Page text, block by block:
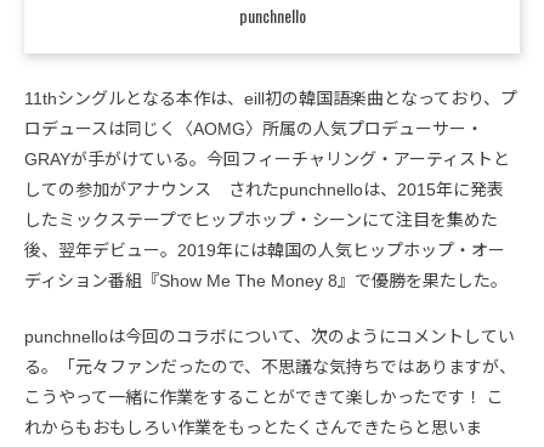
punchnello
11thシングルとなる本作は、eill初の韓国語楽曲となっており、プ
ロデュースは同じく〈AOMG〉所属の人気プロデューサー・
GRAYが手がけている。今回フィーチャリング・アーティストと
しての参加がアナウンス されたpunchnelloは、2015年に発表
したミックステープでヒップホップ・シーンにて注目を集めた
後、翌年デビュー。2019年には韓国の人気ヒップホップ・オー
ディション番組『Show Me The Money 8』で優勝を果たした。
punchnelloは今回のコラボについて、次のようにコメントしてい
る。「元々ファンだったので、不思議な気持ちではありますが、
こうやって一緒に作業をすることができて楽しかったです！ こ
れからもおもしろい作業をもっとたくさんできたらと思いま